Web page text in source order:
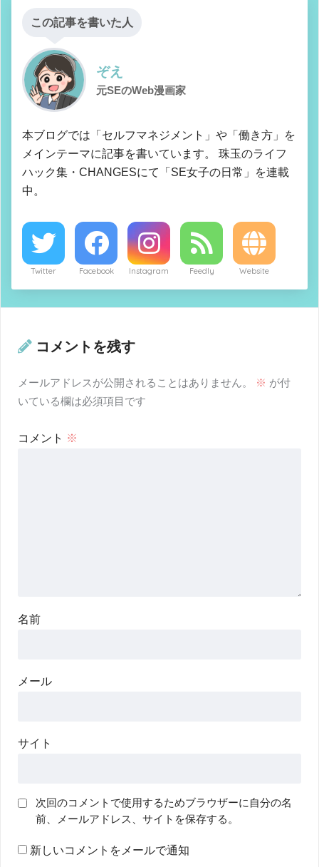
この記事を書いた人
ぞえ
元SEのWeb漫画家
本ブログでは「セルフマネジメント」や「働き方」を
メインテーマに記事を書いています。 珠玉のライフ
ハック集・CHANGESにて「SE女子の日常」を連載
中。
Twitter Facebook Instagram Feedly Website
コメントを残す
メールアドレスが公開されることはありません。 ※ が付
いている欄は必須項目です
コメント ※
名前
メール
サイト
次回のコメントで使用するためブラウザーに自分の名
前、メールアドレス、サイトを保存する。
新しいコメントをメールで通知